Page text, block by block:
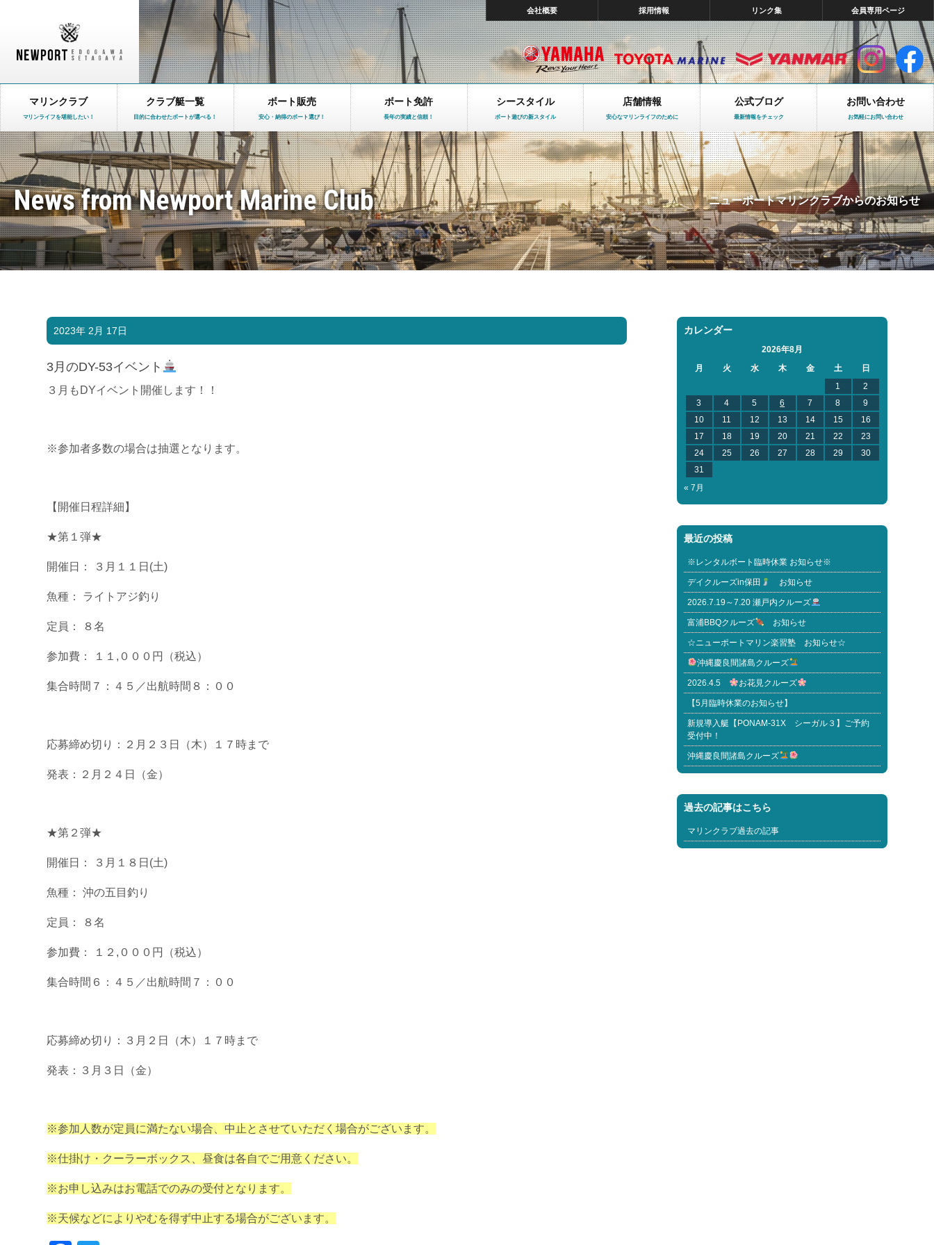
会社概要 採用情報 リンク集 会員専用ページ
マリンクラブ
マリンライフを堪能したい！
クラブ艇一覧
目的に合わせたボートが選べる！
ボート販売
安心・納得のボート選び！
ボート免許
長年の実績と信頼！
シースタイル
ボート遊びの新スタイル
店舗情報
安心なマリンライフのために
公式ブログ
最新情報をチェック
お問い合わせ
お気軽にお問い合わせ
News from Newport Marine Club ニューポートマリンクラブからのお知らせ
2023年 2月 17日
3月のDY-53イベント
３月もDYイベント開催します！！
※参加者多数の場合は抽選となります。
【開催日程詳細】
★第１弾★
開催日： ３月１１日(土)
魚種： ライトアジ釣り
定員： ８名
参加費： １１,０００円（税込）
集合時間７：４５／出航時間８：００
応募締め切り：２月２３日（木）１７時まで
発表：２月２４日（金）
★第２弾★
開催日： ３月１８日(土)
魚種： 沖の五目釣り
定員： ８名
参加費： １２,０００円（税込）
集合時間６：４５／出航時間７：００
応募締め切り：３月２日（木）１７時まで
発表：３月３日（金）
※参加人数が定員に満たない場合、中止とさせていただく場合がございます。
※仕掛け・クーラーボックス、昼食は各自でご用意ください。
※お申し込みはお電話でのみの受付となります。
※天候などによりやむを得ず中止する場合がございます。
カレンダー
2026年8月
月
火 水 木 金 土
日
1
2
3
4 5 6 7 8
9
10
11 12 13 14 15
16
17
18 19 20 21 22
23
24
25 26 27 28 29
30
31
« 7月
最近の投稿
※レンタルボート臨時休業 お知らせ※
デイクルーズin保田 お知らせ
2026.7.19～7.20 瀬戸内クルーズ
富浦BBQクルーズ お知らせ
☆ニューポートマリン楽習塾 お知らせ☆
沖縄慶良間諸島クルーズ
2026.4.5 お花見クルーズ
【5月臨時休業のお知らせ】
新規導入艇【PONAM-31X シーガル３】ご予約
受付中！
沖縄慶良間諸島クルーズ
過去の記事はこちら
マリンクラブ過去の記事